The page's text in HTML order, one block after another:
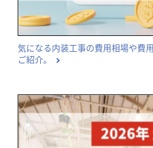
気になる内装工事の費用相場や費
ご紹介。